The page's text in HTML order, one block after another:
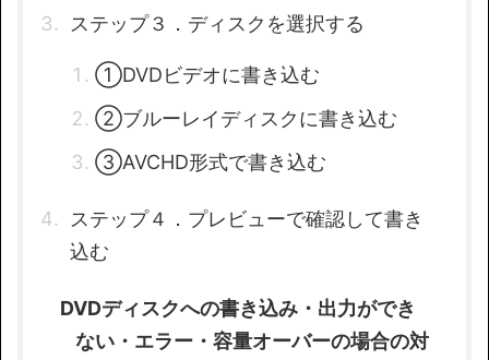
ステップ３．ディスクを選択する
①DVDビデオに書き込む
②ブルーレイディスクに書き込む
③AVCHD形式で書き込む
ステップ４．プレビューで確認して書き
込む
DVDディスクへの書き込み・出力ができ
ない・エラー・容量オーバーの場合の対